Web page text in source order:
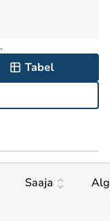
.
Tabel
Saaja